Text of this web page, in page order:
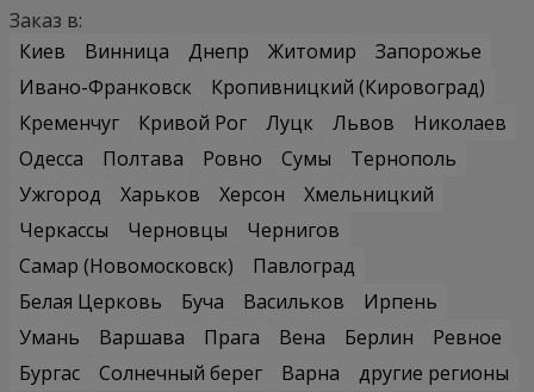
спокойной палитре. Однако монобукеты из ромашек или
полевых цветов — не лучший вариант для делового
подарка. Главное — избегать пестроты: бизнес-букет
должен выглядеть собранно, аккуратно и уверенно.
Дополнительные услуги к бизнес-
букетам
Для корпоративных клиентов важны не только цветы, но и
сервис. Поэтому доставка бизнес-букетов часто
дополняется:
персонализированными открытками от имени
компании;
брендированным мерчем;